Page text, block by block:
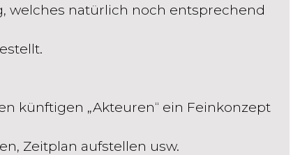
welches natürlich noch entsprechend
künftigen „Akteuren“ ein Feinkonzept
Zeitplan aufstellen usw.